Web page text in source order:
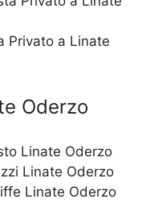
Privato a Linate
Oderzo
Linate Oderzo
Linate Oderzo
Linate Oderzo